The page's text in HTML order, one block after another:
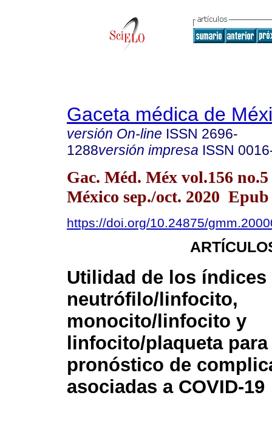
Gaceta médica de
versión On-line ISSN 2696-
1288versión impresa ISSN
Gac. Méd. Méx vol.156
México sep./oct. 2020
https://doi.org/10.24875/
Utilidad de los índices
neutrófilo/linfocito,
monocito/linfocito y
linfocito/plaqueta
pronóstico de
asociadas a COVID-19